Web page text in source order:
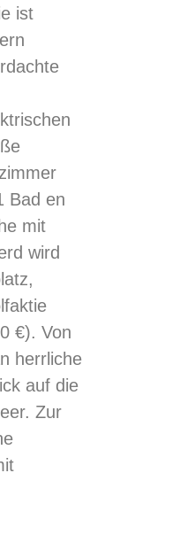
ist
Bad en
mit
wird
€). Von
herrliche
auf die
Zur